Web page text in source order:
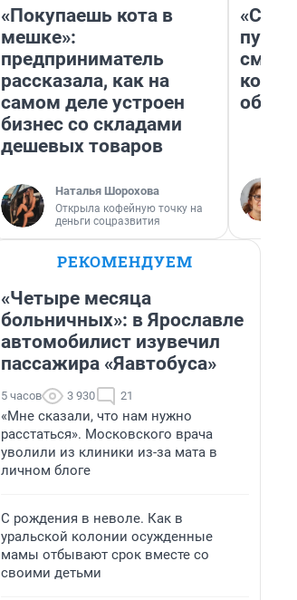
«Покупаешь кота в
мешке»:
предприниматель
рассказала, как на
самом деле устроен
бизнес со складами
дешевых товаров
Наталья Шорохова
Открыла кофейную точку на
деньги соцразвития
РЕКОМЕНДУЕМ
«Четыре месяца
больничных»: в Ярославле
автомобилист изувечил
пассажира «Яавтобуса»
5 часов 3 930 21
«Мне сказали, что нам нужно
расстаться». Московского врача
уволили из клиники из-за мата в
личном блоге
С рождения в неволе. Как в
уральской колонии осужденные
мамы отбывают срок вместе со
своими детьми